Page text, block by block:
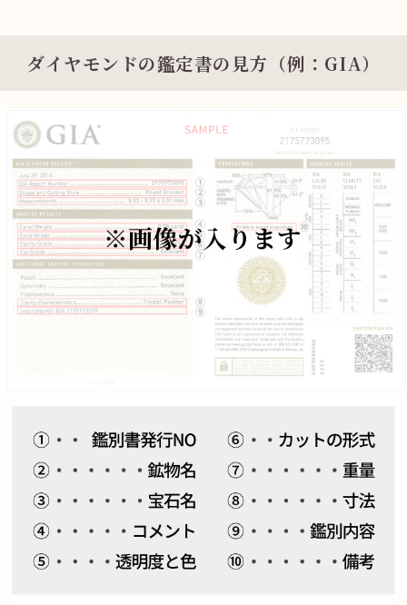
ダイヤモンドの鑑定書の見方（例：GIA）